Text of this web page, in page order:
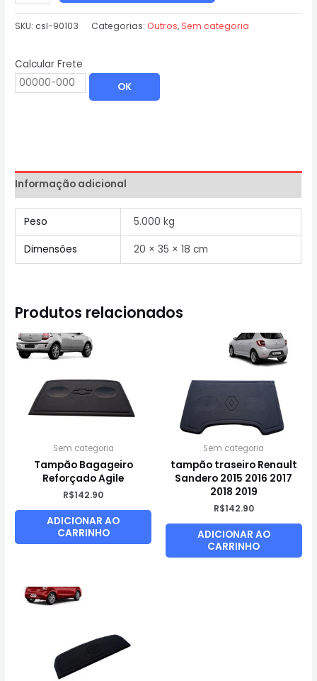
SKU:csl-90103 Categorias:Outros, Sem categoria
Calcular Frete
OK
Informação adicional
Peso 5.000 kg
Dimensões 20 × 35 × 18 cm
Produtos relacionados
Sem categoria
Tampão Bagageiro
Reforçado Agile
R$142.90
ADICIONAR AO
CARRINHO
Sem categoria
tampão traseiro Renault
Sandero 2015 2016 2017
2018 2019
R$142.90
ADICIONAR AO
CARRINHO